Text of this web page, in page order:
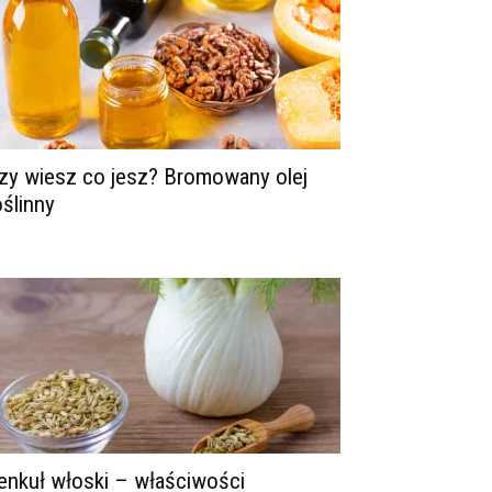
wiesz co jesz? Bromowany olej
włoski – właściwości